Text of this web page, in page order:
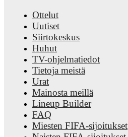
Ottelut
Uutiset
Siirtokeskus
Huhut
TV-ohjelmatiedot
Tietoja meistä
Urat
Mainosta meillä
Lineup Builder
FAQ
Miesten FIFA-sijoitukset